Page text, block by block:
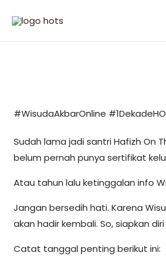
#WisudaAkbarOnline
Sudah lama jadi santri Hafizh On
belum pernah punya sertifikat
Atau tahun lalu ketinggalan info
Jangan bersedih hati. Karena
akan hadir kembali. So, siapkan
Catat tanggal penting berikut ini: